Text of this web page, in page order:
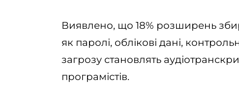
Виявлено, що 18% розширень
як паролі, облікові дані,
загрозу становлять
програмістів.